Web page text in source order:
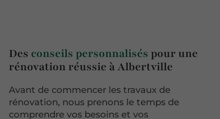
Des conseils personnalisés pour une
rénovation réussie à Albertville
Avant de commencer les travaux de
rénovation, nous prenons le temps de
comprendre vos besoins et vos